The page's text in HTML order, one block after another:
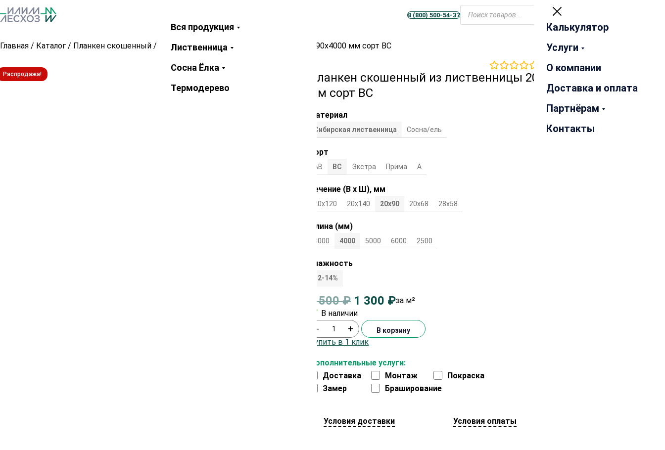
Телеграм
MAX8 (800) 500-54-37
Закрыть
Калькулятор
Услуги
О компании
Доставка и оплата
Партнёрам
Контакты
Закрыть
Вся продукция
Лиственница
Сосна Ёлка
Термодерево
Главная / Каталог / Планкен скошенный / Планкен скошенный из лиственницы 20х90х4000 мм сорт ВС
отзывов
Распродажа!
Планкен скошенный из лиственницы 20х90х4000
мм сорт ВС
Материал
Сибирская лиственница Сосна/ель
Сорт
АВ ВС Экстра Прима А
Сечение (В х Ш), мм
20х120 20х140 20х90 20х68 28х58
Длина (мм)
3000 4000 5000 6000 2500
Влажность
12-14%
1 500₽ 1 300 ₽за м²
В наличии
Дополнительные услуги:
Доставка
Монтаж
Покраска
Замер
Браширование
- + В корзину
Купить в 1 клик
Условия доставки Условия оплаты